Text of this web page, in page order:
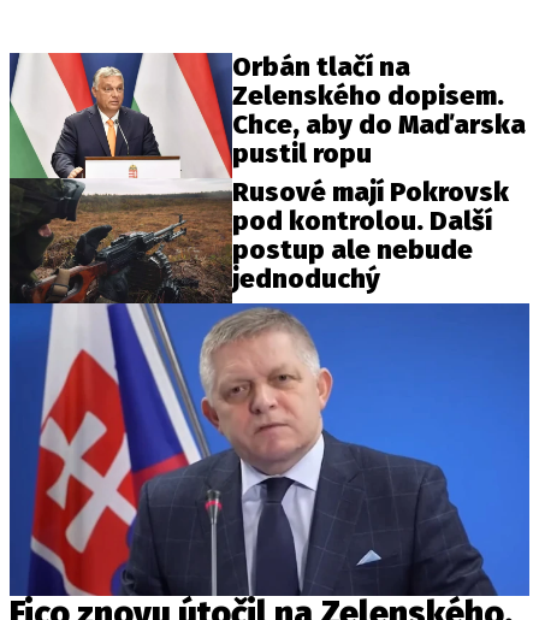
Orbán tlačí na
Zelenského dopisem.
Chce, aby do Maďarska
pustil ropu
Rusové mají Pokrovsk
pod kontrolou. Další
postup ale nebude
jednoduchý